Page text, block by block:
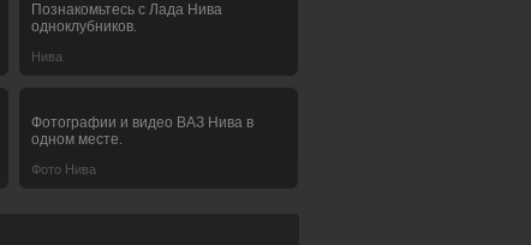
Познакомьтесь с Лада Нива
одноклубников.
Нива
Фотографии и видео ВАЗ Нива в
одном месте.
Фото Нива